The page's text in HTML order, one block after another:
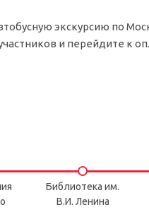
экскурсию по
и перейдите к
Библиотека им.
В.И. Ленина